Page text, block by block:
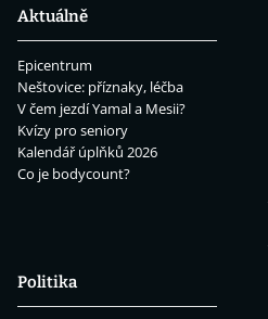
Aktuálně
Epicentrum
Neštovice: příznaky, léčba
V čem jezdí Yamal a Mesii?
Kvízy pro seniory
Kalendář úplňků 2026
Co je bodycount?
Politika